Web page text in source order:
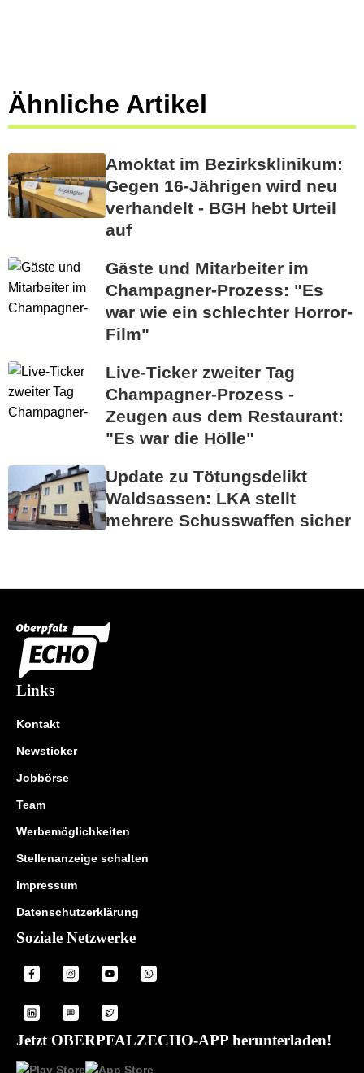
Ähnliche Artikel
Amoktat im Bezirksklinikum:
Gegen 16-Jährigen wird neu
verhandelt - BGH hebt Urteil
auf
Gäste und Mitarbeiter im
Champagner-Prozess: "Es
war wie ein schlechter Horror-
Film"
Live-Ticker zweiter Tag
Champagner-Prozess -
Zeugen aus dem Restaurant:
"Es war die Hölle"
Update zu Tötungsdelikt
Waldsassen: LKA stellt
mehrere Schusswaffen sicher
Links
Kontakt
Newsticker
Jobbörse
Team
Werbemöglichkeiten
Stellenanzeige schalten
Impressum
Datenschutzerklärung
Soziale Netzwerke
Jetzt OBERPFALZECHO-APP herunterladen!